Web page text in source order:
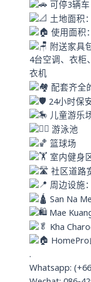
可停3辆车
土地面积
使用面积
附送家具
4台空调、衣柜
衣机
配套齐全
24小时保
儿童游乐
游泳池
篮球场
室内健身
社区道路
周边设施：
San Na
Mae
Kha
HomePro
.
Whatsapp: